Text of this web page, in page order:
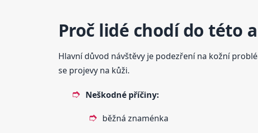
Proč lidé chodí do této
Hlavní důvod návštěvy je podezření na kožní
se projevy na kůži.
Neškodné příčiny:
běžná znaménka